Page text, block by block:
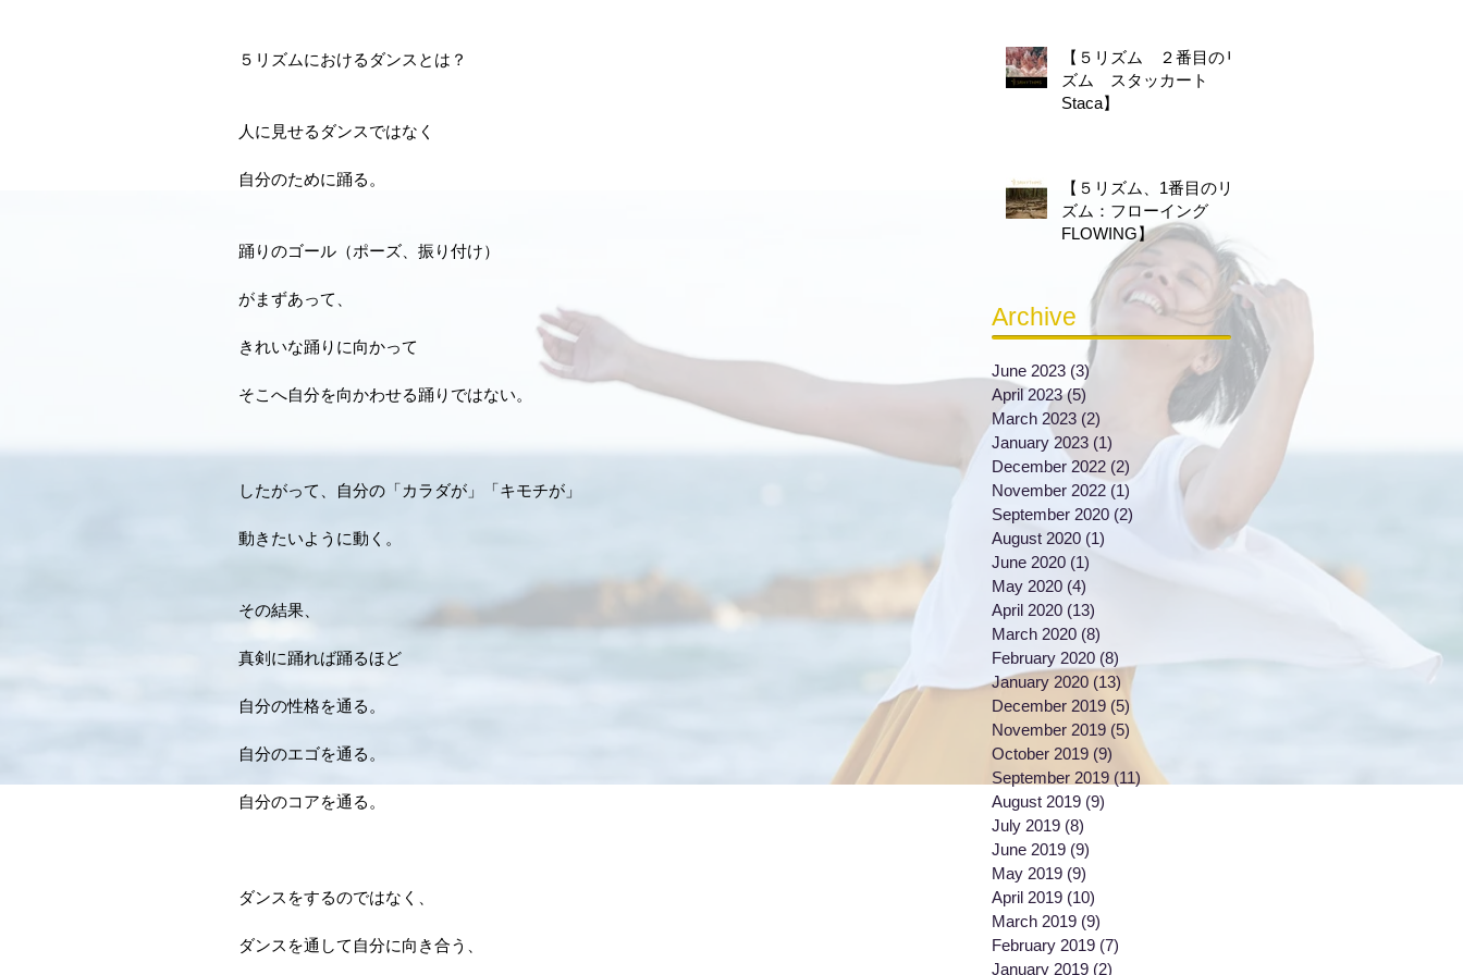
５リズムにおけるダンスとは？
人に見せるダンスではなく
自分のために踊る。
踊りのゴール（ポーズ、振り付け）
がまずあって、
きれいな踊りに向かって
そこへ自分を向かわせる踊りではない。
したがって、自分の「カラダが」「キモチが」
動きたいように動く。
その結果、
真剣に踊れば踊るほど
自分の性格を通る。
自分のエゴを通る。
自分のコアを通る。
ダンスをするのではなく、
ダンスを通して自分に向き合う、
【５リズム ２番目のリ
ズム スタッカート
Staca】
【５リズム、1番目のリ
ズム：フローイング
FLOWING】
Archive
June 2023 (3)3 posts
April 2023 (5)
March 2023 (2)
January 2023 (1)
December 2022 (2) 2 posts
November 2022 (1)
September 2020 (2)
August 2020 (1)
June 2020 (1)
May 2020 (4)
April 2020 (13)
March 2020 (8)
February 2020 (8)
January 2020 (13) 13 posts
December 2019 (5)
November 2019 (5) 5 posts
October 2019 (9) 9 posts
September 2019 (11) 11 posts
August 2019 (9)
July 2019 (8)
June 2019 (9)
May 2019 (9)
April 2019 (10)
March 2019 (9)
February 2019 (7)
January 2019 (2)